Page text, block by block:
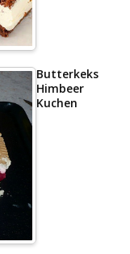
Butterkeks
Himbeer
Kuchen